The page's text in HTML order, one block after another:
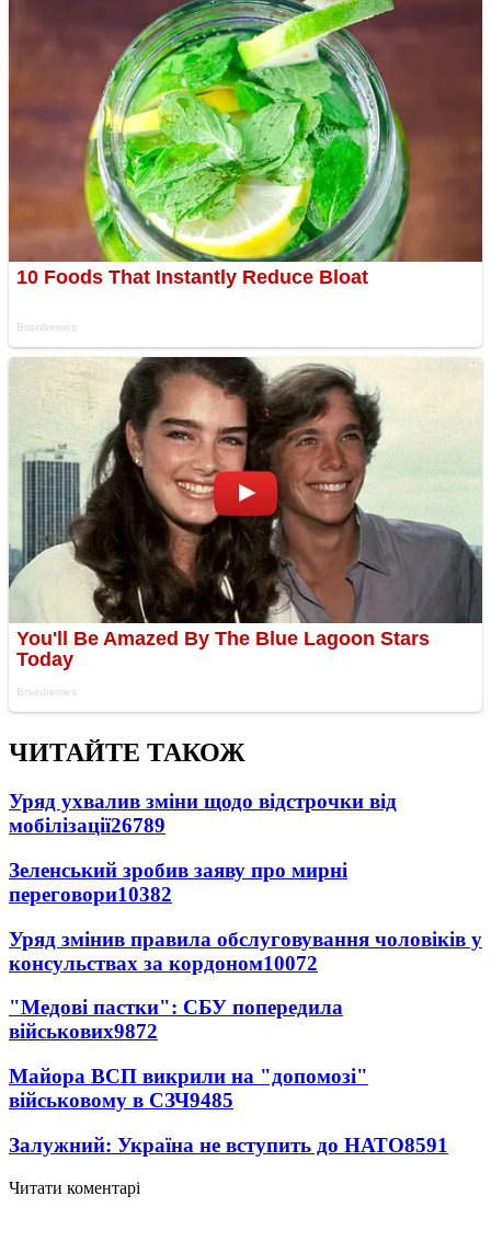
ЧИТАЙТЕ ТАКОЖ
Уряд ухвалив зміни щодо відстрочки від
мобілізації26789
Зеленський зробив заяву про мирні
переговори10382
Уряд змінив правила обслуговування чоловіків у
консульствах за кордоном10072
"Медові пастки": СБУ попередила
військових9872
Майора ВСП викрили на "допомозі"
військовому в СЗЧ9485
Залужний: Україна не вступить до НАТО8591
Читати коментарі